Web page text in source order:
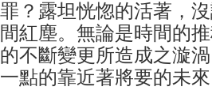
罪？露坦恍惚的活著，
間紅塵。無論是時間的
的不斷變更所造成之漩
一點的靠近著將要的未來